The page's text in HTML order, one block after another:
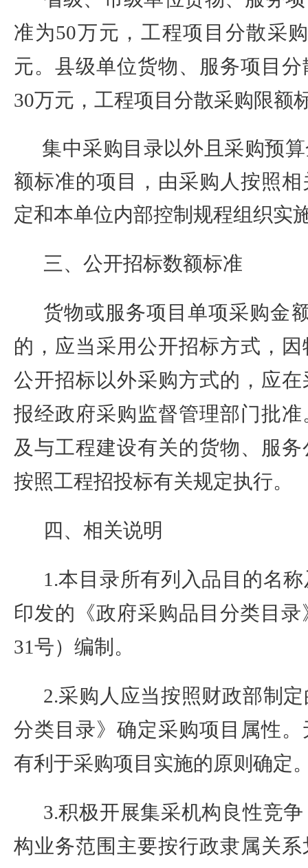
准为50万元，工程项目分散采
元。县级单位货物、服务项目
30万元，工程项目分散采购限额
集中采购目录以外且采购预
额标准的项目，由采购人按照
定和本单位内部控制规程组织实
三、公开招标数额标准
货物或服务项目单项采购金
的，应当采用公开招标方式，
公开招标以外采购方式的，应
报经政府采购监督管理部门批
及与工程建设有关的货物、服
按照工程招投标有关规定执行。
四、相关说明
1.本目录所有列入品目的名
印发的《政府采购品目分类目录
31号）编制。
2.采购人应当按照财政部制
分类目录》确定采购项目属性
有利于采购项目实施的原则确定
3.积极开展集采机构良性竞
构业务范围主要按行政隶属关